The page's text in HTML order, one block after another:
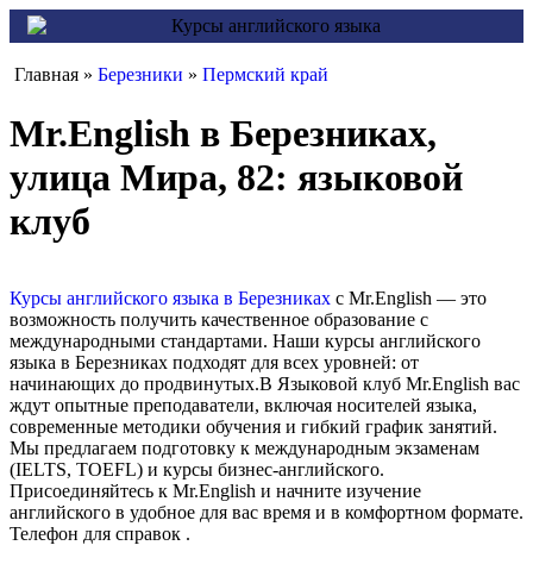
Главная » Березники » Пермский край
Mr.English в Березниках,
улица Мира, 82: языковой
клуб
Курсы английского языка в Березниках с Mr.English — это
возможность получить качественное образование с
международными стандартами. Наши курсы английского
языка в Березниках подходят для всех уровней: от
начинающих до продвинутых.В Языковой клуб Mr.English вас
ждут опытные преподаватели, включая носителей языка,
современные методики обучения и гибкий график занятий.
Мы предлагаем подготовку к международным экзаменам
(IELTS, TOEFL) и курсы бизнес-английского.
Присоединяйтесь к Mr.English и начните изучение
английского в удобное для вас время и в комфортном формате.
Телефон для справок .